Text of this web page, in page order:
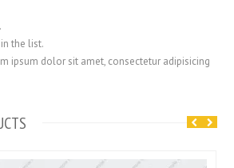
the list.
ipsum dolor sit amet, consectetur adipisicing